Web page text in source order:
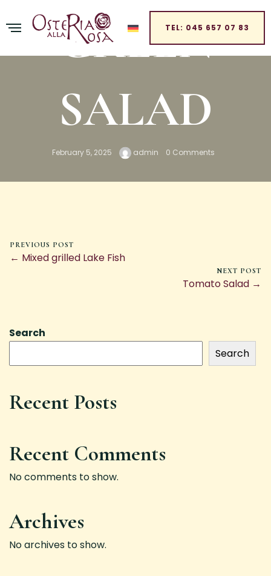
TEL: 045 657 07 83
GREEN
SALAD
February 5, 2025 admin 0 Comments
PREVIOUS POST
← Mixed grilled Lake Fish
NEXT POST
Tomato Salad →
Search
Search
Recent Posts
Recent Comments
No comments to show.
Archives
No archives to show.